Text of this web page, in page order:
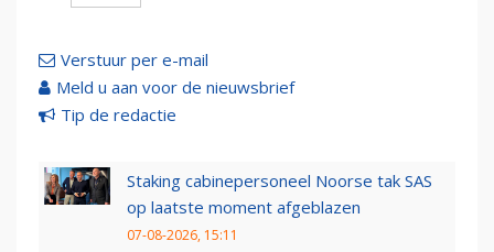
Verstuur per e-mail
Meld u aan voor de nieuwsbrief
Tip de redactie
Staking cabinepersoneel Noorse tak SAS
op laatste moment afgeblazen
07-08-2026, 15:11